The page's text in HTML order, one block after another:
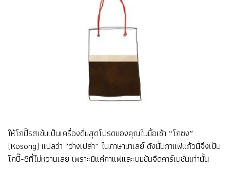
ให้โกปี๊รสเข้มเป็นเครื่องดื่มสุดโปรดของคุณในมื้อเช้า “โกซง”
(Kosong) แปลว่า “ว่างเปล่า” ในภาษามาเลย์ ดังนั้นกาแฟแก้วนี้จึงเป็น
โกปี๊-ซีที่ไม่หวานเลย เพราะมีแค่กาแฟและนมข้นจืดคาร์เนชั่นเท่านั้น